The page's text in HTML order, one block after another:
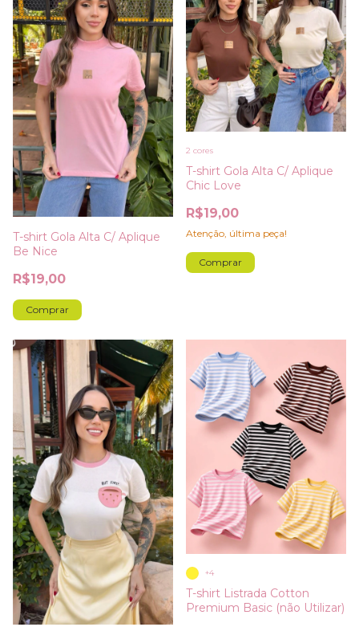
T-shirt Gola Alta C/ Aplique
Be Nice
R$19,00
Comprar
T-shirt Gola Alta C/ Aplique
Chic Love
R$19,00
Atenção, última peça!
2 cores
Comprar
T-shirt Listrada Cotton
Premium Basic (não Utilizar)
+4